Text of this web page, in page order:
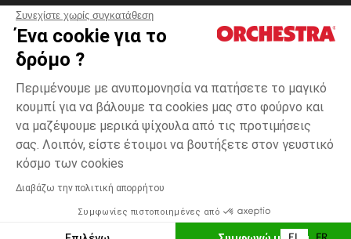
Συνεχίστε χωρίς συγκατάθεση
Ένα cookie για το
δρόμο ?
Περιμένουμε με ανυπομονησία να πατήσετε το μαγικό
κουμπί για να βάλουμε τα cookies μας στο φούρνο και
να μαζέψουμε μερικά ψίχουλα από τις προτιμήσεις
σας. Λοιπόν, είστε έτοιμοι να βουτήξετε στον γευστικό
κόσμο των cookies
Διαβάζω την πολιτική απορρήτου
Συμφωνίες πιστοποιημένες από
Rose
Δυνατότητα πληρωμής με
ΕΠΙΛΟΓΗ ΜΕΓΕΘΟΥΣ
Γενικοί 'Οροι Πώλησης
*Εμπορικες προσφορες
Προσωπικά δεδομένα
Διαχείρηση των cookies
Προσβασιμότητα: μη συμμορφούμενη
H Orchestra συμμετέχει στον κωδικά δεοντολογίας και στο σύστημα
μεσολάβησης της Γαλλικής Ομοσπονδίας Ηλεκτρονικού Εμπορίου.